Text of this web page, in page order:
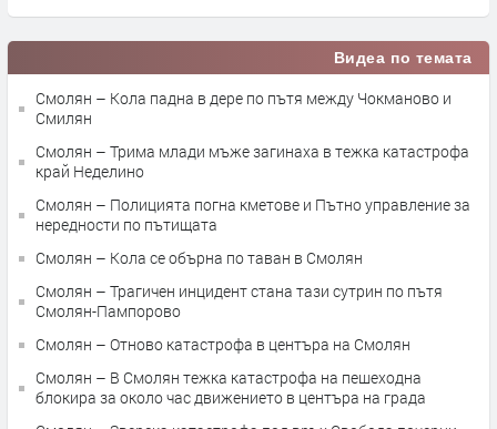
Видеа по темата
Смолян – Кола падна в дере по пътя между Чокманово и
Смилян
Смолян – Трима млади мъже загинаха в тежка катастрофа
край Неделино
Смолян – Полицията погна кметове и Пътно управление за
нередности по пътищата
Смолян – Кола се обърна по таван в Смолян
Смолян – Трагичен инцидент стана тази сутрин по пътя
Смолян-Пампорово
Смолян – Отново катастрофа в центъра на Смолян
Смолян – В Смолян тежка катастрофа на пешеходна
блокира за около час движението в центъра на града